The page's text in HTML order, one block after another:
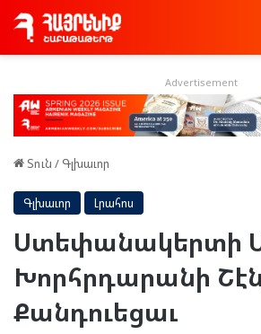
Advertisement
Տուն / Գլխաւոր
Գլխաւոր Լրահոս
Ստեփանակերտի
Խորհրդարանի
Քանդուեցաւ